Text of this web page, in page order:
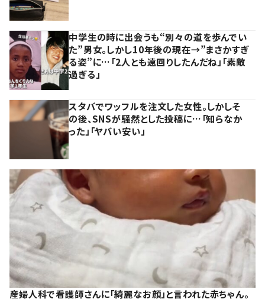
中学生の時に出会うも“別々の道を歩んでい
た”男女。しかし10年後の現在→”まさかすぎ
る姿”に…「2人とも遠回りしたんだね」「素敵
過ぎる」
スタバでワッフルを注文した女性。しかしそ
の後、SNSが騒然とした投稿に…「知らなか
った」「ヤバい安い」
産婦人科で看護師さんに「綺麗なお顔」と言われた赤ちゃん。